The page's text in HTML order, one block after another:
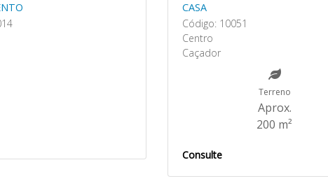
CASA
Código: 10051
Centro
Caçador
Terreno
Aprox.
200 m²
Consulte